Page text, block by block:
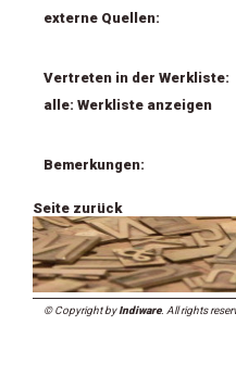
externe Quellen:
Vertreten in der Werkliste:
alle: Werkliste anzeigen
Bemerkungen:
Seite zurück
© Copyright byIndiware. All rights